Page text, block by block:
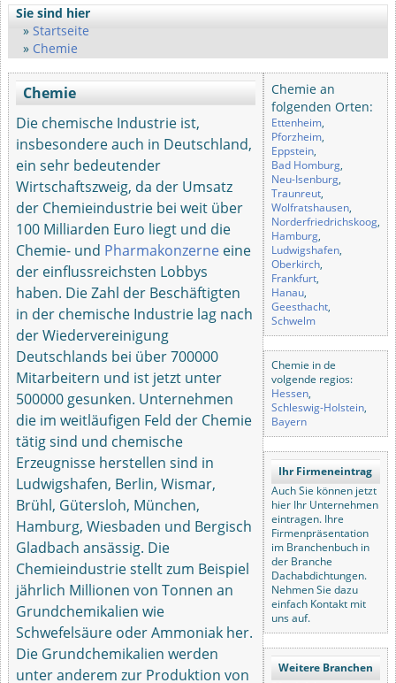
Sie sind hier
Startseite
Chemie
Chemie
Die chemische Industrie ist,
insbesondere auch in Deutschland,
ein sehr bedeutender
Wirtschaftszweig, da der Umsatz
der Chemieindustrie bei weit über
100 Milliarden Euro liegt und die
Chemie- und Pharmakonzerne eine
der einflussreichsten Lobbys
haben. Die Zahl der Beschäftigten
in der chemische Industrie lag nach
der Wiedervereinigung
Deutschlands bei über 700000
Mitarbeitern und ist jetzt unter
500000 gesunken. Unternehmen
die im weitläufigen Feld der Chemie
tätig sind und chemische
Erzeugnisse herstellen sind in
Ludwigshafen, Berlin, Wismar,
Brühl, Gütersloh, München,
Hamburg, Wiesbaden und Bergisch
Gladbach ansässig. Die
Chemieindustrie stellt zum Beispiel
jährlich Millionen von Tonnen an
Grundchemikalien wie
Schwefelsäure oder Ammoniak her.
Die Grundchemikalien werden
unter anderem zur Produktion von
Chemie an
folgenden Orten:
Ettenheim,
Pforzheim,
Eppstein,
Bad Homburg,
Neu-Isenburg,
Traunreut,
Wolfratshausen,
Norderfriedrichskoog,
Hamburg,
Ludwigshafen,
Oberkirch,
Frankfurt,
Hanau,
Geesthacht,
Schwelm
Chemie in de
volgende regios:
Hessen,
Schleswig-Holstein,
Bayern
Ihr Firmeneintrag
Auch Sie können jetzt
hier Ihr Unternehmen
eintragen. Ihre
Firmenpräsentation
im Branchenbuch in
der Branche
Dachabdichtungen.
Nehmen Sie dazu
einfach Kontakt mit
uns auf.
Weitere Branchen